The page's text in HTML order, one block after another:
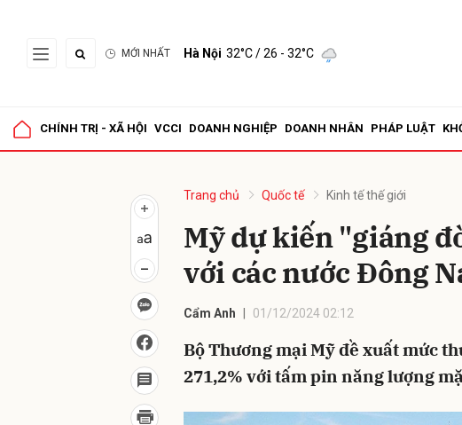
MỚI NHẤT Hà Nội 32°C/ 26 - 32°C
CHÍNH TRỊ - XÃ HỘI VCCI DOANH NGHIỆP DOANH NHÂN PHÁP LUẬT
Trang chủ Quốc tế Kinh tế thế giới
Mỹ dự kiến "giáng
với các nước Đông
Cẩm Anh 01/12/2024 02:12
Bộ Thương mại Mỹ đề xuất mức
271,2% với tấm pin năng lượng